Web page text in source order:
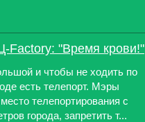
Factory: "Время крови!"
и чтобы не ходить по
есть телепорт. Мэры
телепортирования с
города, запретить т...